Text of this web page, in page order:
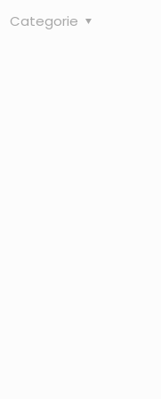
Categorie